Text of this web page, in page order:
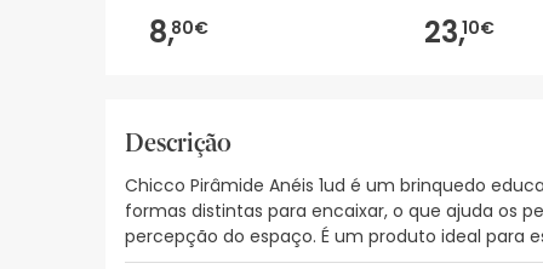
8,80€ 23,10€
Descrição
Chicco Pirâmide Anéis 1ud é um brinquedo
formas distintas para encaixar, o que ajuda os
percepção do espaço. É um produto ideal para